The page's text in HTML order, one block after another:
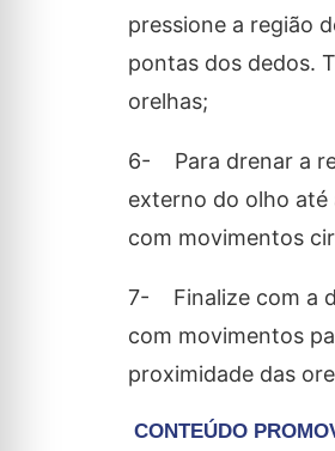
pressione a região
pontas dos dedos.
orelhas;
6- Para drenar a
externo do olho até
com movimentos
7- Finalize com a
com movimentos
proximidade das